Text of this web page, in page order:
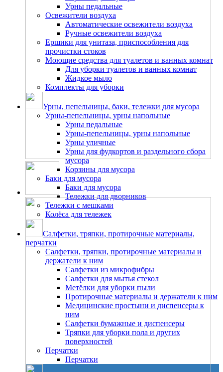
Урны педальные
Освежители воздуха
Автоматические освежители воздуха
Ручные освежители воздуха
Ершики для унитаза, приспособления для
прочистки стоков
Моющие средства для туалетов и ванных комнат
Для уборки туалетов и ванных комнат
Жидкое мыло
Комплекты для уборки
Урны, пепельницы, баки, тележки для мусора
Урны-пепельницы, урны напольные
Урны педальные
Урны-пепельницы, урны напольные
Урны уличные
Урны для фудкортов и раздельного сбора
мусора
Корзины для мусора
Баки для мусора
Баки для мусора
Тележки для дворников
Тележки с мешками
Колёса для тележек
Салфетки, тряпки, протирочные материалы,
перчатки
Салфетки, тряпки, протирочные материалы и
держатели к ним
Салфетки из микрофибры
Салфетки для мытья стекол
Метёлки для уборки пыли
Протирочные материалы и держатели к ним
Медицинские простыни и диспенсеры к
ним
Салфетки бумажные и диспенсеры
Тряпки для уборки пола и других
поверхностей
Перчатки
Перчатки